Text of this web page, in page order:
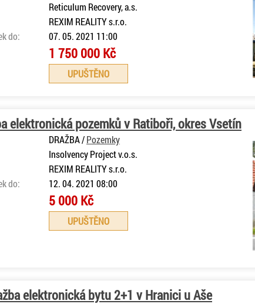
Reticulum Recovery, a.s.
REXIM REALITY s.r.o.
do:
07. 05. 2021 11:00
1 750 000 Kč
UPUŠTĚNO
elektronická pozemků v Ratiboři, okres Vsetín
DRAŽBA /Pozemky
Insolvency Project v.o.s.
REXIM REALITY s.r.o.
do:
12. 04. 2021 08:00
5 000 Kč
UPUŠTĚNO
elektronická bytu 2+1 v Hranici u Aše